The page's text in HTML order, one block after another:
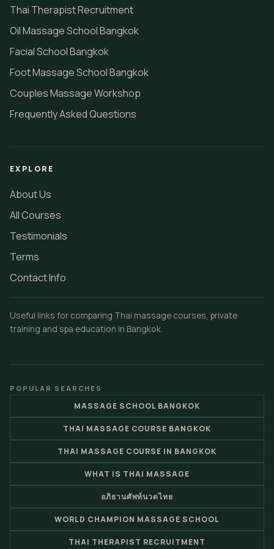
Thai Therapist Recruitment
Oil Massage School Bangkok
Facial School Bangkok
Foot Massage School Bangkok
Couples Massage Workshop
Frequently Asked Questions
EXPLORE
About Us
All Courses
Testimonials
Terms
Contact Info
Useful links for comparing Thai massage courses, private
training and spa education in Bangkok.
POPULAR SEARCHES
MASSAGE SCHOOL BANGKOK
THAI MASSAGE COURSE BANGKOK
THAI MASSAGE COURSE IN BANGKOK
WHAT IS THAI MASSAGE
อภิธานศัพท์นวดไทย
WORLD CHAMPION MASSAGE SCHOOL
THAI THERAPIST RECRUITMENT